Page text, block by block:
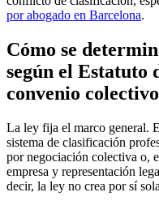
por abogado en Barcelona.
Cómo se
según el Estatuto
convenio colectivo
La ley fija el marco general.
sistema de clasificación
por negociación colectiva o,
empresa y representación
decir, la ley no crea por sí